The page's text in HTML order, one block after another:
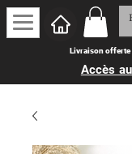
Livraison offerte
Accès